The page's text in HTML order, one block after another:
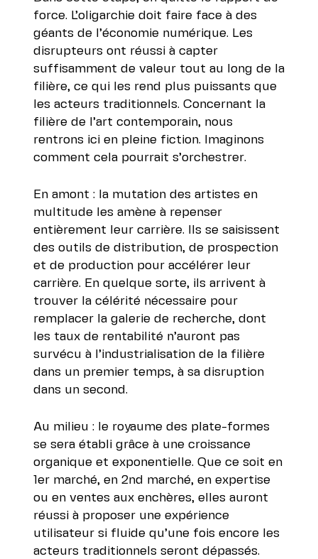
force. L’oligarchie doit faire face à des
géants de l’économie numérique. Les
disrupteurs ont réussi à capter
suffisamment de valeur tout au long de la
filière, ce qui les rend plus puissants que
les acteurs traditionnels. Concernant la
filière de l’art contemporain, nous
rentrons ici en pleine fiction. Imaginons
comment cela pourrait s’orchestrer.
En amont : la mutation des artistes en
multitude les amène à repenser
entièrement leur carrière. Ils se saisissent
des outils de distribution, de prospection
et de production pour accélérer leur
carrière. En quelque sorte, ils arrivent à
trouver la célérité nécessaire pour
remplacer la galerie de recherche, dont
les taux de rentabilité n’auront pas
survécu à l’industrialisation de la filière
dans un premier temps, à sa disruption
dans un second.
Au milieu : le royaume des plate-formes
se sera établi grâce à une croissance
organique et exponentielle. Que ce soit en
1er marché, en 2nd marché, en expertise
ou en ventes aux enchères, elles auront
réussi à proposer une expérience
utilisateur si fluide qu’une fois encore les
acteurs traditionnels seront dépassés.